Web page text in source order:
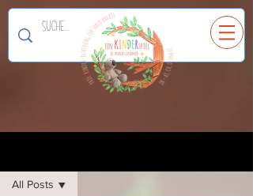
EinKINDERspiel
All Posts